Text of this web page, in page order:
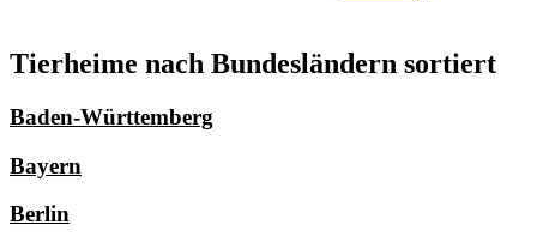
Tierheime nach Bundesländern sortiert
Baden-Württemberg
Bayern
Berlin